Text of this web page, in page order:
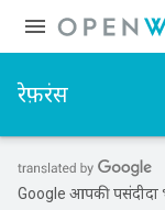
रेफ़रंस
Google आपकी पसंदीदा